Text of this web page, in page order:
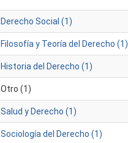
Derecho Social (1)
Filosofía y Teoría del Derecho (1)
Historia del Derecho (1)
Otro (1)
Salud y Derecho (1)
Sociología del Derecho (1)